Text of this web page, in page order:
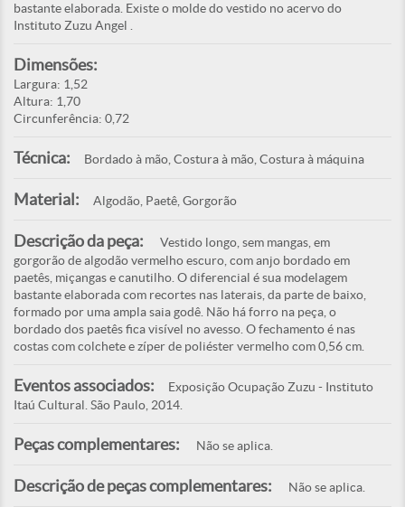
bastante elaborada. Existe o molde do vestido no acervo do
Instituto Zuzu Angel .
Dimensões:
Largura: 1,52
Altura: 1,70
Circunferência: 0,72
Técnica: Bordado à mão, Costura à mão, Costura à máquina
Material: Algodão, Paetê, Gorgorão
Descrição da peça:
Vestido longo, sem mangas, em
gorgorão de algodão vermelho escuro, com anjo bordado em
paetês, miçangas e canutilho. O diferencial é sua modelagem
bastante elaborada com recortes nas laterais, da parte de baixo,
formado por uma ampla saia godê. Não há forro na peça, o
bordado dos paetês fica visível no avesso. O fechamento é nas
costas com colchete e zíper de poliéster vermelho com 0,56 cm.
Eventos associados:
Exposição Ocupação Zuzu - Instituto
Itaú Cultural. São Paulo, 2014.
Peças complementares: Não se aplica.
Descrição de peças complementares: Não se aplica.